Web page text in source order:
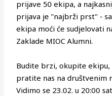
prijave 50 ekipa, a
prijava je "najbrži prst" -
ekipa moći će sudjelovati
Zaklade MIOC Alumni.
Budite brzi, okupite
pratite nas na društvenim
Vidimo se 23.02. u 20:00